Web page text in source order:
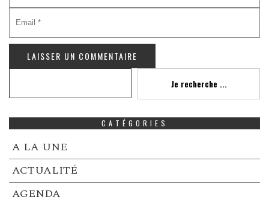
Je recherche ...
CATÉGORIES
A LA UNE
ACTUALITÉ
AGENDA